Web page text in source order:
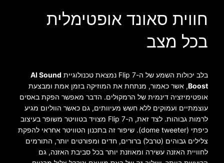
חווית סאונד אופטימלית
בכל מצב
בלב יכולות השמע של ה-Flip 7 נמצאת טכנולוגיית
AI Sound
Boost, אשר כאמור, מנתחת את המוזיקה בזמן אמת ומבצעת
אופטימיזציה דינמית של הרמקולים. הדבר מאפשר הפקת באסים
עוצמתיים ועמוקים ללא חשש מעיוותים, גם כאשר הווליום מגיע
לרמות גבוהות. לצד זאת, ה-Flip 7 מצויד בטוויטר משופר בעיצוב
כיפתי (dome tweeter). שיפור זה בתכנון הטוויטר אחראי להפקת
צלילים גבוהים (טרבל) ברורים, חדים ומפורטים יותר, התורמים
לחוויית האזנה עשירה ומאוזנת יותר בכל סביבת האזנה, גם